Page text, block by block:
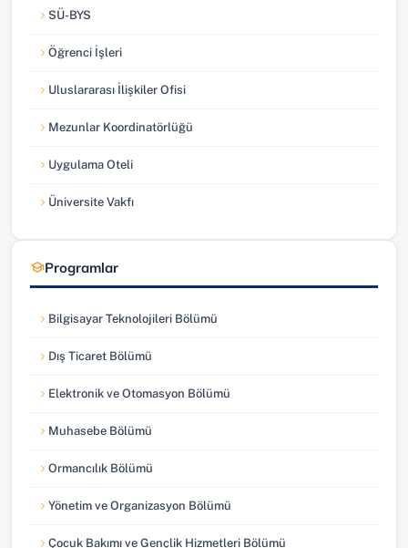
SÜ-BYS
(yeni sekmede açılır)
Öğrenci İşleri
(yeni sekmede açılır)
Uluslararası İlişkiler Ofisi
(yeni sekmede açılır)
Mezunlar Koordinatörlüğü
(yeni sekmede açılır)
Uygulama Oteli
(yeni sekmede açılır)
Üniversite Vakfı
(yeni sekmede açılır)
Programlar
Bilgisayar Teknolojileri Bölümü
Dış Ticaret Bölümü
Elektronik ve Otomasyon Bölümü
Muhasebe Bölümü
Ormancılık Bölümü
Yönetim ve Organizasyon Bölümü
Çocuk Bakımı ve Gençlik Hizmetleri Bölümü